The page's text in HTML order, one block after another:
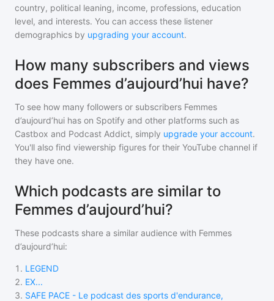
country, political leaning, income, professions, education
level, and interests. You can access these listener
demographics by upgrading your account.
How many subscribers and views
does Femmes d’aujourd’hui have?
To see how many followers or subscribers Femmes
d’aujourd’hui has on Spotify and other platforms such as
Castbox and Podcast Addict, simply upgrade your account.
You'll also find viewership figures for their YouTube channel if
they have one.
Which podcasts are similar to
Femmes d’aujourd’hui?
These podcasts share a similar audience with Femmes
d’aujourd’hui:
1 . LEGEND
2. EX...
3. SAFE PACE - Le podcast des sports d'endurance,